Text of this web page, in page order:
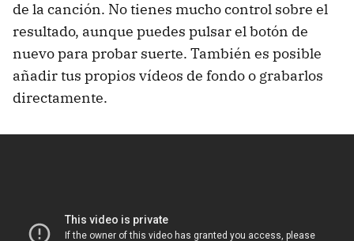
de la canción. No tienes mucho control sobre el
resultado, aunque puedes pulsar el botón de
nuevo para probar suerte. También es posible
añadir tus propios vídeos de fondo o grabarlos
directamente.